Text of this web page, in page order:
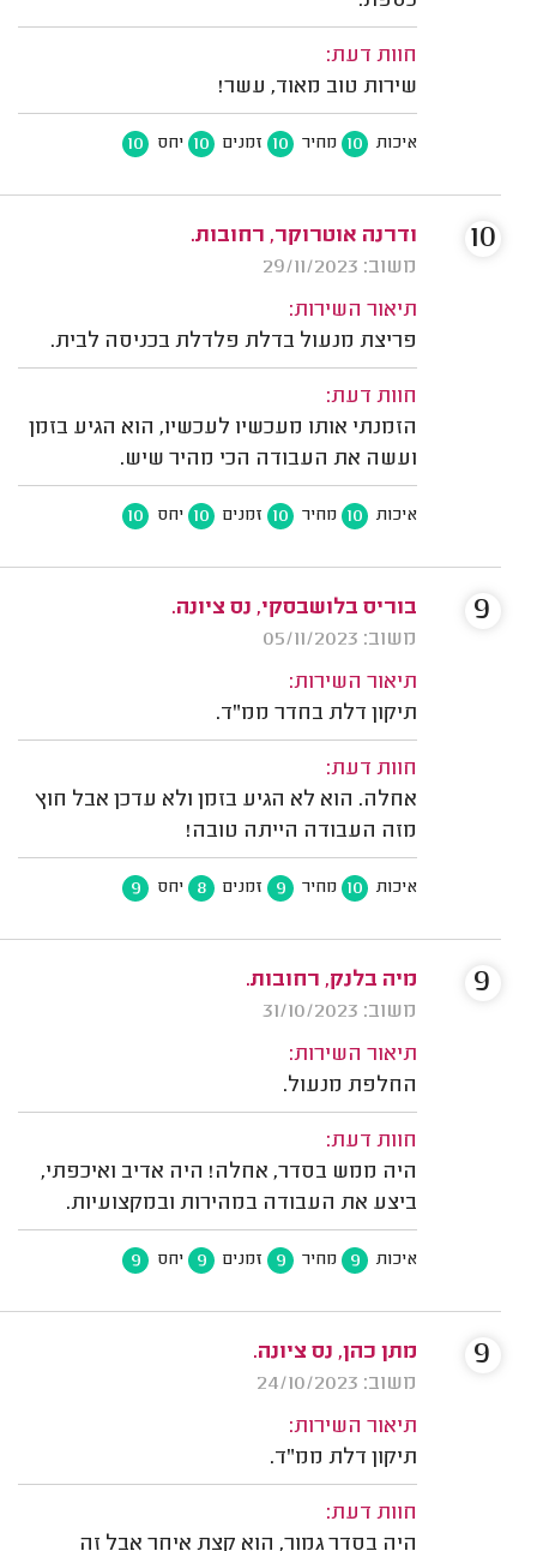
חוות דעת:
שירות טוב מאוד, עשר!
איכות 10 מחיר 10 זמנים 10 יחס 10
ודרנה אוטרוקר, רחובות.
משוב: 29/11/2023
תיאור השירות:
פריצת מנעול בדלת פלדלת בכניסה לבית.
חוות דעת:
הזמנתי אותו מעכשיו לעכשיו, הוא הגיע בזמן
ועשה את העבודה הכי מהיר שיש.
איכות 10 מחיר 10 זמנים 10 יחס 10
10
בוריס בלושבסקי‬‎, נס ציונה.
משוב: 05/11/2023
תיאור השירות:
תיקון דלת בחדר ממ"ד.
חוות דעת:
אחלה. הוא לא הגיע בזמן ולא עדכן אבל חוץ
מזה העבודה הייתה טובה!
איכות 10 מחיר 9 זמנים 8 יחס 9
9
מיה בלנק, רחובות.
משוב: 31/10/2023
תיאור השירות:
החלפת מנעול.
חוות דעת:
היה ממש בסדר, אחלה! היה אדיב ואיכפתי,
ביצע את העבודה במהירות ובמקצועיות.
איכות 9 מחיר 9 זמנים 9 יחס 9
9
מתן כהן, נס ציונה.
משוב: 24/10/2023
תיאור השירות:
תיקון דלת ממ"ד.
חוות דעת:
היה בסדר גמור, הוא קצת איחר אבל זה
9